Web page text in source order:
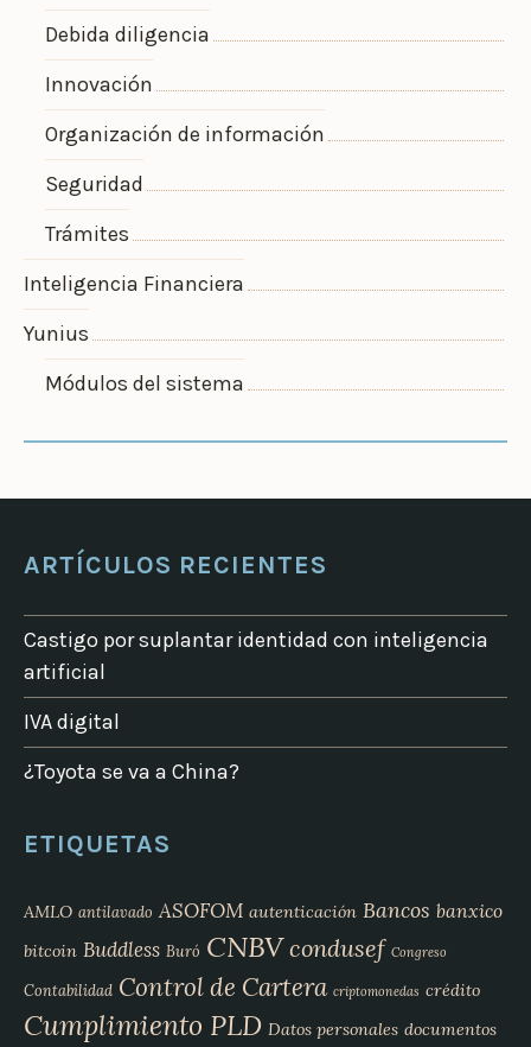
Debida diligencia
Innovación
Organización de información
Seguridad
Trámites
Inteligencia Financiera
Yunius
Módulos del sistema
ARTÍCULOS RECIENTES
Castigo por suplantar identidad con inteligencia
artificial
IVA digital
¿Toyota se va a China?
ETIQUETAS
AMLO antilavado ASOFOM autenticación Bancos banxico
bitcoin Buddless Buró CNBVcondusef Congreso
Contabilidad Control de Cartera criptomonedas crédito
Cumplimiento PLD Datos personales documentos